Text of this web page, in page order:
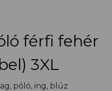
férfi fehér
3XL
, póló, ing, blúz